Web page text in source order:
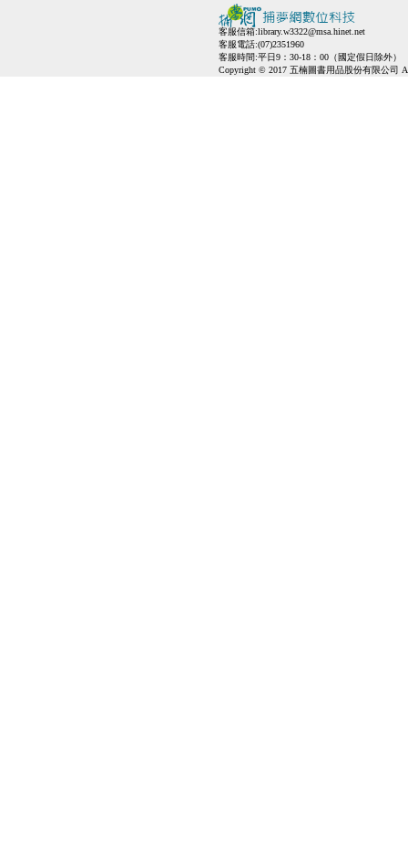
客服信箱:library.w3322@msa.hinet.net
客服電話:(07)2351960
客服時間:平日9：30-18：00（國定假日除外）
Copyright © 2017 五楠圖書用品股份有限公司